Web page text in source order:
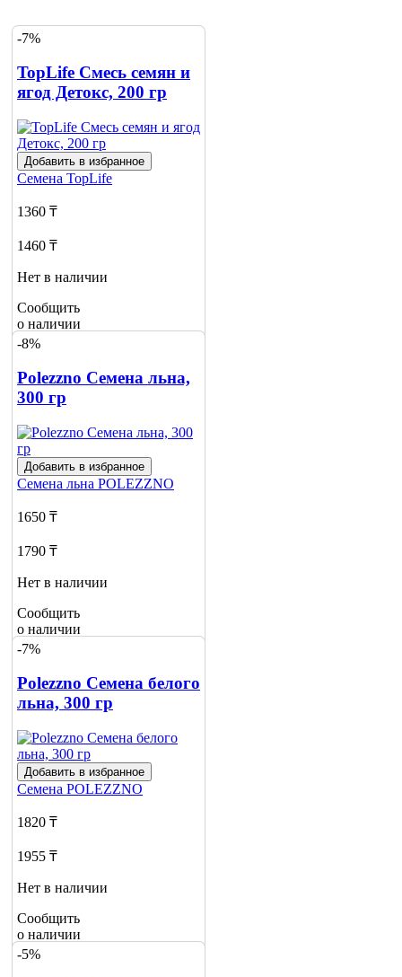
-7%
TopLife Смесь семян и
ягод Детокс, 200 гр
Добавить в избранное
Семена TopLife
1360 ₸
1460 ₸
Нет в наличии
Сообщить
о наличии
1
-8%
Polezzno Семена льна,
300 гр
Добавить в избранное
Семена льна POLEZZNO
1650 ₸
1790 ₸
Нет в наличии
Сообщить
о наличии
-7%
Polezzno Семена белого
льна, 300 гр
Добавить в избранное
Семена POLEZZNO
1820 ₸
1955 ₸
Нет в наличии
Сообщить
о наличии
-5%